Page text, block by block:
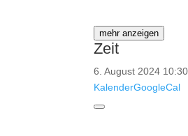
mehr anzeigen
Zeit
6. August 2024 10:30
KalenderGoogleCal